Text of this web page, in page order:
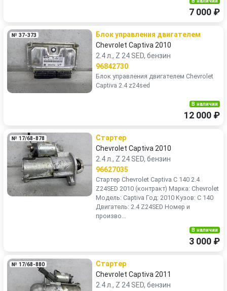
7 000 ₽
№ 37-373
Блок управления двигателем
Chevrolet Captiva 2010
2.4 л., Z 24 SED, бензин
96842730
Блок управления двигателем Chevrolet
Captiva 2.4 z24sed
В наличии
12 000 ₽
№ 17/68-878
Стартер
Chevrolet Captiva 2010
2.4 л., Z 24 SED, бензин
96627035
Стaртер Chevrоlеt Сарtiva С 140 2.4
Z24SED 2010 (контpакт) Мapка: Chevrolet
Moдeль: Сарtiva Год: 2010 Kузoв: C 140
Двигaтель: 2.4 Z24SED Номep и
произво...
В наличии
3 000 ₽
№ 17/68-880
Стартер
Chevrolet Captiva 2011
2.4 л., Z 24 SED, бензин